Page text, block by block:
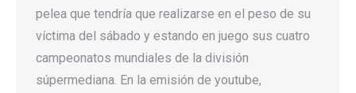
pelea que tendría que realizarse en el peso de su
víctima del sábado y estando en juego sus cuatro
campeonatos mundiales de la división
súpermediana. En la emisión de youtube,